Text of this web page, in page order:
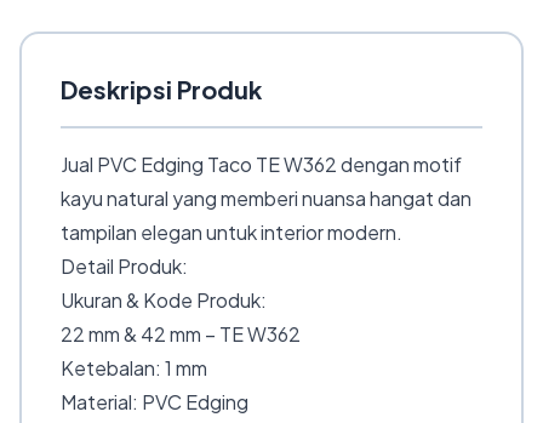
Deskripsi Produk
Jual PVC Edging Taco TE W362 dengan motif
kayu natural yang memberi nuansa hangat dan
tampilan elegan untuk interior modern.
Detail Produk:
Ukuran & Kode Produk:
22 mm & 42 mm – TE W362
Ketebalan: 1 mm
Material: PVC Edging